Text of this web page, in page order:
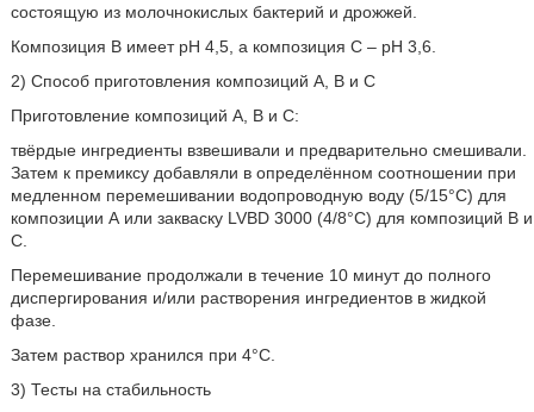
состоящую из молочнокислых бактерий и дрожжей.
Композиция B имеет рН 4,5, а композиция C – рН 3,6.
2) Способ приготовления композиций A, B и C
Приготовление композиций А, В и С:
твёрдые ингредиенты взвешивали и предварительно смешивали.
Затем к премиксу добавляли в определённом соотношении при
медленном перемешивании водопроводную воду (5/15°C) для
композиции А или закваску LVBD 3000 (4/8°C) для композиций B и
C.
Перемешивание продолжали в течение 10 минут до полного
диспергирования и/или растворения ингредиентов в жидкой
фазе.
Затем раствор хранился при 4°С.
3) Тесты на стабильность